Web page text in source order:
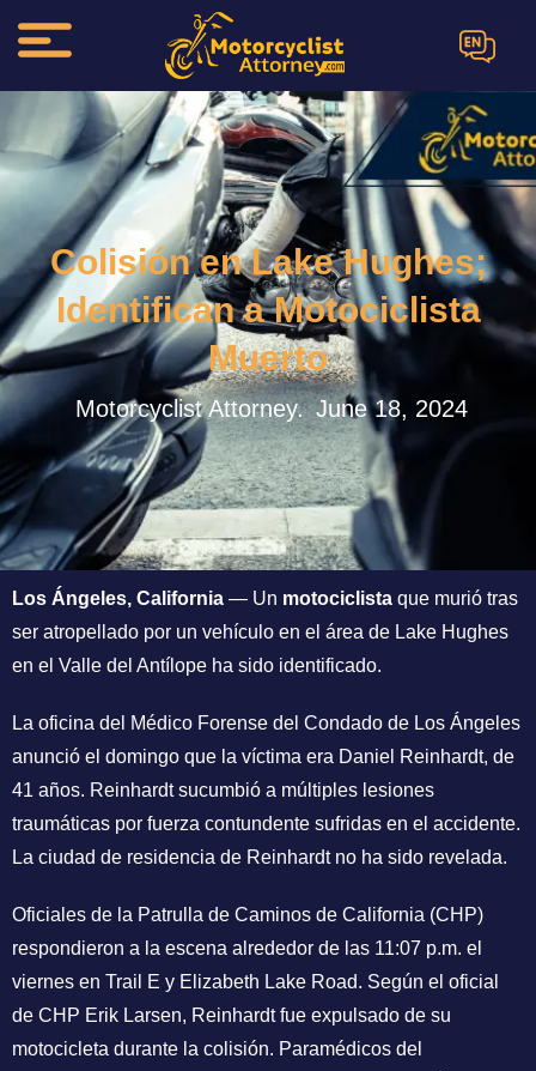
EN
Colisión en Lake Hughes;
Identifican a Motociclista
Muerto
Motorcyclist Attorney. June 18, 2024
Los Ángeles, California — Un motociclista que murió tras
ser atropellado por un vehículo en el área de Lake Hughes
en el Valle del Antílope ha sido identificado.
La oficina del Médico Forense del Condado de Los Ángeles
anunció el domingo que la víctima era Daniel Reinhardt, de
41 años. Reinhardt sucumbió a múltiples lesiones
traumáticas por fuerza contundente sufridas en el accidente.
La ciudad de residencia de Reinhardt no ha sido revelada.
Oficiales de la Patrulla de Caminos de California (CHP)
respondieron a la escena alrededor de las 11:07 p.m. el
viernes en Trail E y Elizabeth Lake Road. Según el oficial
de CHP Erik Larsen, Reinhardt fue expulsado de su
motocicleta durante la colisión. Paramédicos del